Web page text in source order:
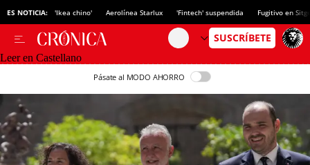
ES NOTICIA: 'Ikea chino' Aerolínea Starlux 'Fintech' suspendida Fugitivo en
Leer en Castellano
Pásate al MODO AHORRO